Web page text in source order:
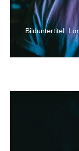
Bilduntertitel: